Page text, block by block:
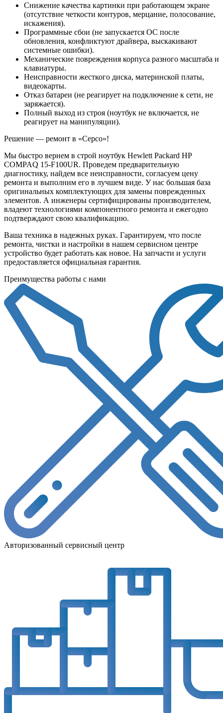
Снижение качества картинки при работающем экране
(отсутствие четкости контуров, мерцание, полосование,
искажения).
Программные сбои (не запускается ОС после
обновления, конфликтуют драйвера, выскакивают
системные ошибки).
Механические повреждения корпуса разного масштаба и
клавиатуры.
Неисправности жесткого диска, материнской платы,
видеокарты.
Отказ батареи (не реагирует на подключение к сети, не
заряжается).
Полный выход из строя (ноутбук не включается, не
реагирует на манипуляции).
Решение — ремонт в «Серсо»!
Мы быстро вернем в строй ноутбук Hewlett Packard HP
COMPAQ 15-F100UR. Проведем предварительную
диагностику, найдем все неисправности, согласуем цену
ремонта и выполним его в лучшем виде. У нас большая база
оригинальных комплектующих для замены поврежденных
элементов. А инженеры сертифицированы производителем,
владеют технологиями компонентного ремонта и ежегодно
подтверждают свою квалификацию.
Ваша техника в надежных руках. Гарантируем, что после
ремонта, чистки и настройки в нашем сервисном центре
устройство будет работать как новое. На запчасти и услуги
предоставляется официальная гарантия.
Преимущества работы с нами
Авторизованный сервисный центр